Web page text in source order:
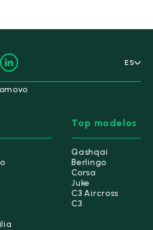
ES
Top modelos
Qashqai
Berlingo
Corsa
Juke
C3 Aircross
C3